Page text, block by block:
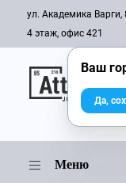
ул. Академика Варги,
4 этаж, офис 421
Меню
Ваш
Да,